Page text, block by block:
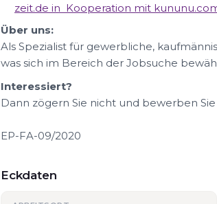
zeit.de in Kooperation mit
Über uns:
Als Spezialist für gewerbliche,
was sich im Bereich der Jobsuche
Interessiert?
Dann zögern Sie nicht und bewerben
EP-FA-09/2020
Eckdaten